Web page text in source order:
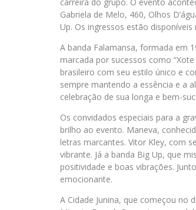
Gabriela de Melo, 460, Olhos
Up. Os ingressos estão disponíveis
A banda Falamansa, formada em
marcada por sucessos como
brasileiro com seu estilo único e
sempre mantendo a essência e a
celebração de sua longa e bem-
Os convidados especiais para a
brilho ao evento. Maneva,
letras marcantes. Vitor Kley, com
vibrante. Já a banda Big Up, que
positividade e boas vibrações.
emocionante.
A Cidade Junina, que começou